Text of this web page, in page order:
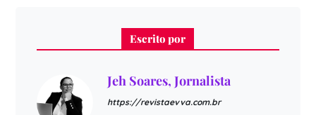
Escrito por
Jeh Soares, Jornalista
https://revistaevva.com.br